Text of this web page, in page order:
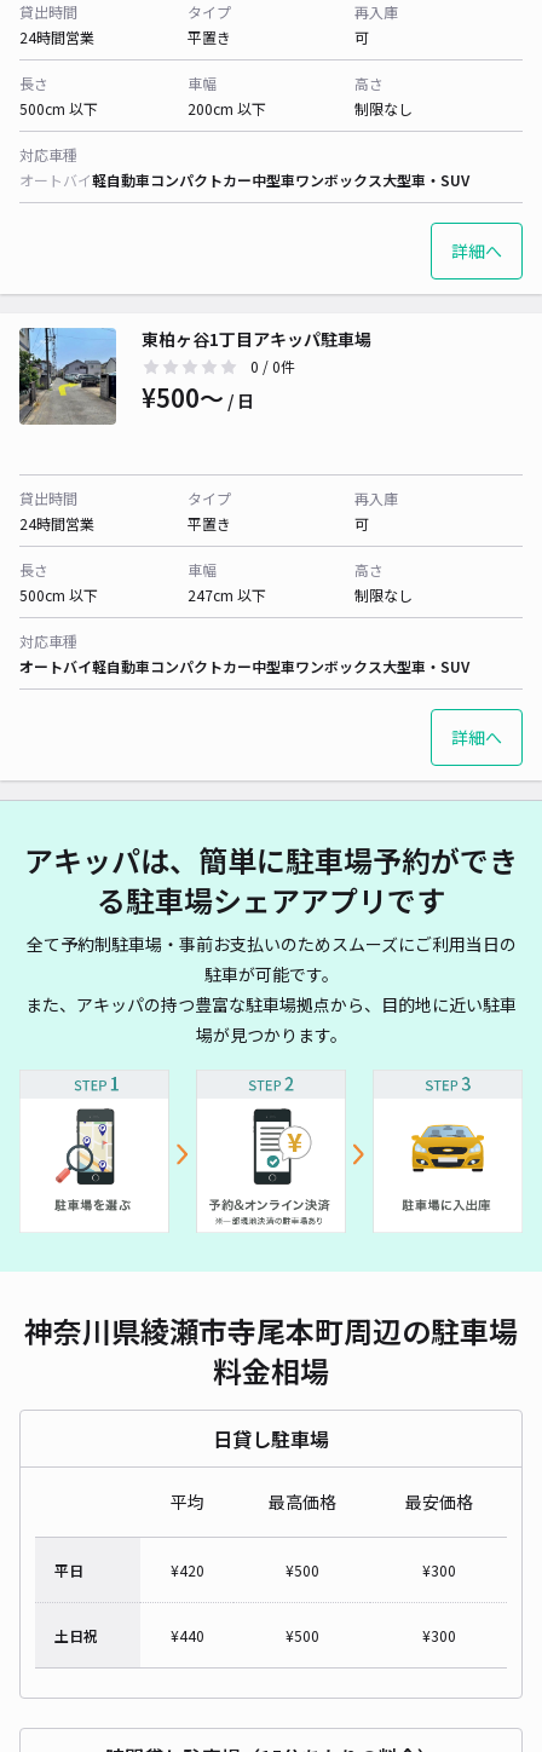
貸出時間
24時間営業
タイプ
平置き
再入庫
可
長さ
500cm 以下
車幅
200cm 以下
高さ
制限なし
対応車種
オートバイ軽自動車コンパクトカー中型車ワンボックス大型車・SUV
詳細へ
東柏ヶ谷1丁目アキッパ駐車場
0 / 0件
¥500〜 / 日
貸出時間
24時間営業
タイプ
平置き
再入庫
可
長さ
500cm 以下
車幅
247cm 以下
高さ
制限なし
対応車種
オートバイ軽自動車コンパクトカー中型車ワンボックス大型車・SUV
詳細へ
アキッパは、簡単に駐車場予約ができ
る駐車場シェアアプリです
全て予約制駐車場・事前お支払いのためスムーズにご利用当日の
駐車が可能です。
また、アキッパの持つ豊富な駐車場拠点から、目的地に近い駐車
場が見つかります。
神奈川県綾瀬市寺尾本町周辺の駐車場
料金相場
日貸し駐車場
平均 最高価格 最安価格
平日 ¥420 ¥500 ¥300
土日祝 ¥440 ¥500 ¥300